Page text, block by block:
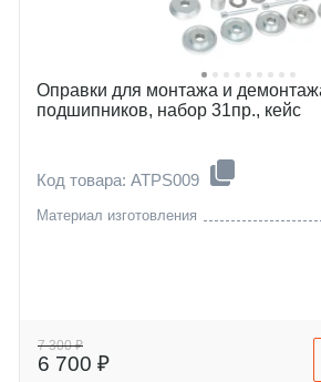
Оправки для монтажа и
подшипников, набор 31пр., кейс
Код товара: ATPS009
Материал изготовления
7 300 ₽
6 700 ₽